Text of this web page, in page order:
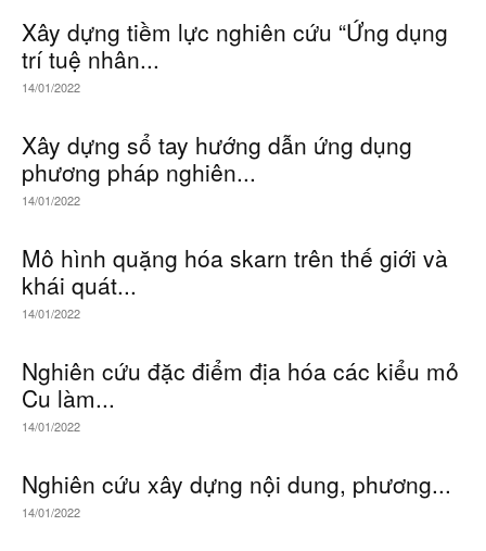
Xây dựng tiềm lực nghiên cứu “Ứng dụng
trí tuệ nhân...
14/01/2022
Xây dựng sổ tay hướng dẫn ứng dụng
phương pháp nghiên...
14/01/2022
Mô hình quặng hóa skarn trên thế giới và
khái quát...
14/01/2022
Nghiên cứu đặc điểm địa hóa các kiểu mỏ
Cu làm...
14/01/2022
Nghiên cứu xây dựng nội dung, phương...
14/01/2022